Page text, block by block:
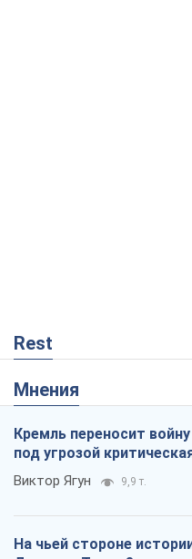
Rest
Мнения
Кремль переносит
под угрозой
Виктор Ягун 9,9 т.
На чьей стороне